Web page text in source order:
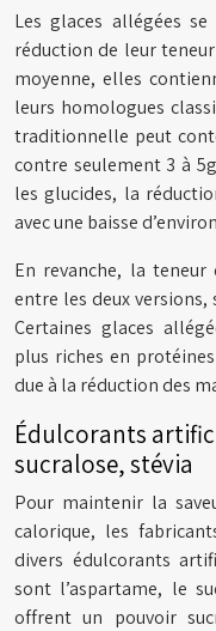
Les glaces allégées
réduction de leur
moyenne, elles
leurs homologues
traditionnelle peut
contre seulement 3 à
les glucides, la
avec une baisse
En revanche, la
entre les deux versions,
Certaines glaces
plus riches en
due à la réduction des
Édulcorants
sucralose, stévia
Pour maintenir la
calorique, les
divers édulcorants
sont l’aspartame, le
offrent un pouvoir